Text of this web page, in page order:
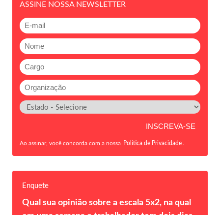
ASSINE NOSSA NEWSLETTER
Ao assinar, você concorda com a nossa Política de Privacidade
Enquete
Qual sua opinião sobre a escala 5x2, na qual